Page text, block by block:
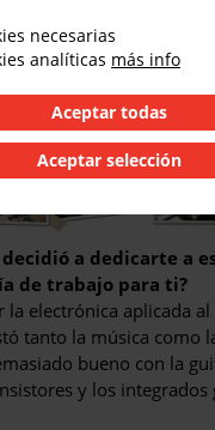
decidió a dedicarte a
de trabajo para ti?
la electrónica aplicada
tanto la música como
bueno con la
y los integrados
necesarias
analíticas más info
Aceptar todas
Aceptar selección